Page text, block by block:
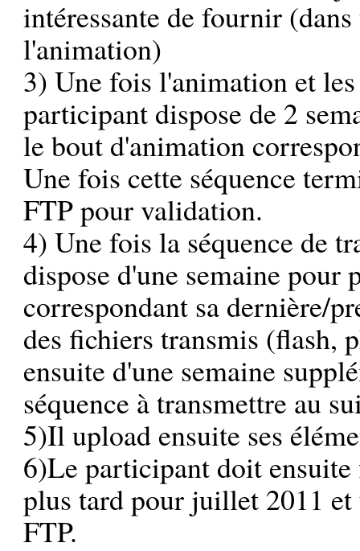
intéressante de fournir
l'animation)
3) Une fois l'animation et
participant dispose de 2
le bout d'animation
Une fois cette séquence
FTP pour validation.
4) Une fois la séquence de
dispose d'une semaine pour
correspondant sa dernière/
des fichiers transmis (flash,
ensuite d'une semaine
séquence à transmettre au
5)Il upload ensuite ses
6)Le participant doit
plus tard pour juillet 2011
FTP.